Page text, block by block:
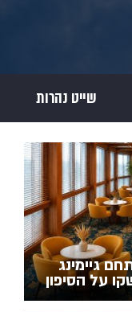
שייט נהרות
גיימינג
על הסיפון